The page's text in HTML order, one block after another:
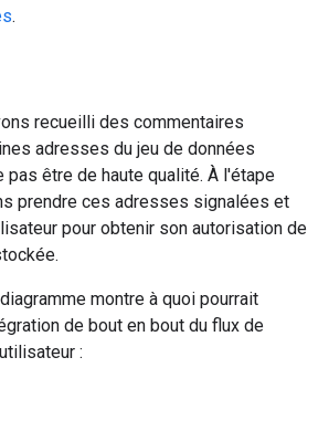
.
recueilli des commentaires
adresses du jeu de données
pas être de haute qualité. À l'étape
prendre ces adresses signalées et
pour obtenir son autorisation de
montre à quoi pourrait
de bout en bout du flux de
: